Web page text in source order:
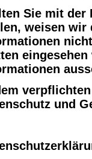
Sie mit der
weisen wir
und